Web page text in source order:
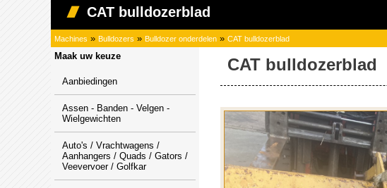
CAT bulldozerblad
Machines » Bulldozers » Bulldozer onderdelen » CAT bulldozerblad
Maak uw keuze
Aanbiedingen
Assen - Banden - Velgen -
Wielgewichten
Auto's / Vrachtwagens /
Aanhangers / Quads / Gators /
Veevervoer / Golfkar
CAT bulldozerblad